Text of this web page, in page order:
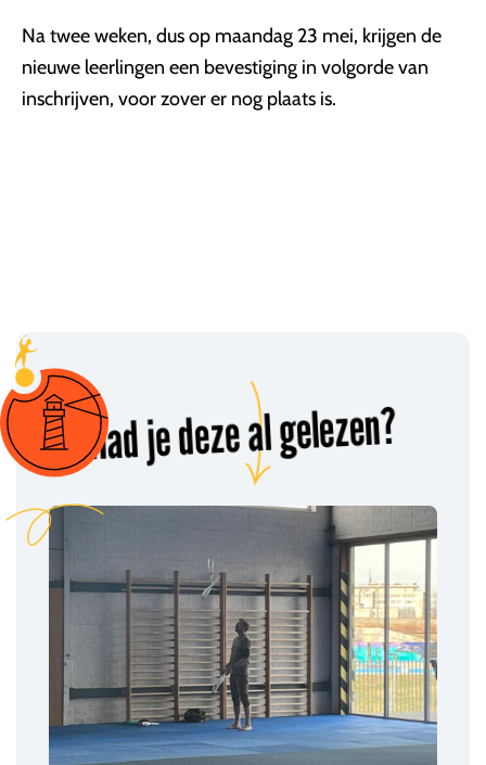
Na twee weken, dus op maandag 23 mei, krijgen de
nieuwe leerlingen een bevestiging in volgorde van
inschrijven, voor zover er nog plaats is.
Had je deze al gelezen?